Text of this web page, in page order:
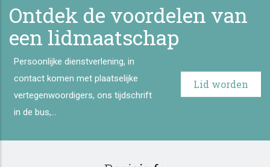
Ontdek de voordelen van
een lidmaatschap
Persoonlijke dienstverlening, in
contact komen met plaatselijke
vertegenwoordigers, ons tijdschrift
in de bus,...
Lid worden